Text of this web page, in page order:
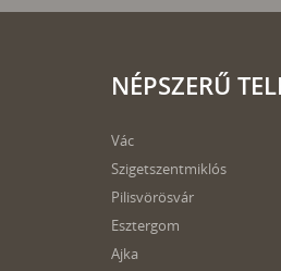
NÉPSZERŰ
Vác
Szigetszentmiklós
Pilisvörösvár
Esztergom
Ajka